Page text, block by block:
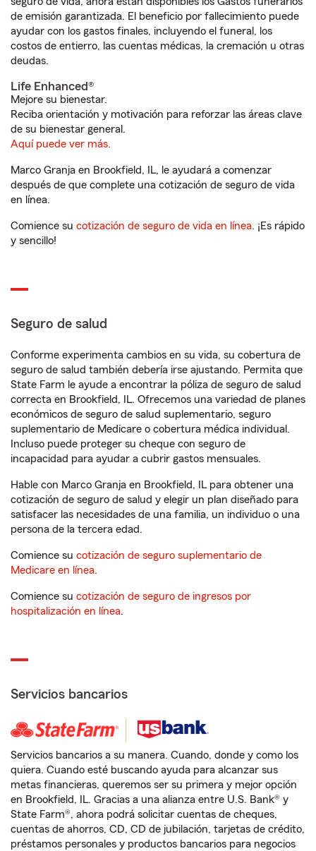
de emisión garantizada. El beneficio por fallecimiento puede
ayudar con los gastos finales, incluyendo el funeral, los
costos de entierro, las cuentas médicas, la cremación u otras
deudas.
Life Enhanced®
Mejore su bienestar.
Reciba orientación y motivación para reforzar las áreas clave
de su bienestar general.
Aquí puede ver más.
Marco Granja en Brookfield, IL, le ayudará a comenzar
después de que complete una cotización de seguro de vida
en línea.
Comience su cotización de seguro de vida en línea. ¡Es rápido
y sencillo!
Seguro de salud
Conforme experimenta cambios en su vida, su cobertura de
seguro de salud también debería irse ajustando. Permita que
State Farm le ayude a encontrar la póliza de seguro de salud
correcta en Brookfield, IL. Ofrecemos una variedad de planes
económicos de seguro de salud suplementario, seguro
suplementario de Medicare o cobertura médica individual.
Incluso puede proteger su cheque con seguro de
incapacidad para ayudar a cubrir gastos mensuales.
Hable con Marco Granja en Brookfield, IL para obtener una
cotización de seguro de salud y elegir un plan diseñado para
satisfacer las necesidades de una familia, un individuo o una
persona de la tercera edad.
Comience su cotización de seguro suplementario de
Medicare en línea.
Comience su cotización de seguro de ingresos por
hospitalización en línea.
Servicios bancarios
Servicios bancarios a su manera. Cuando, donde y como los
quiera. Cuando esté buscando ayuda para alcanzar sus
metas financieras, queremos ser su primera y mejor opción
en Brookfield, IL. Gracias a una alianza entre U.S. Bank® y
State Farm®, ahora podrá solicitar cuentas de cheques,
cuentas de ahorros, CD, CD de jubilación, tarjetas de crédito,
préstamos personales y productos bancarios para negocios